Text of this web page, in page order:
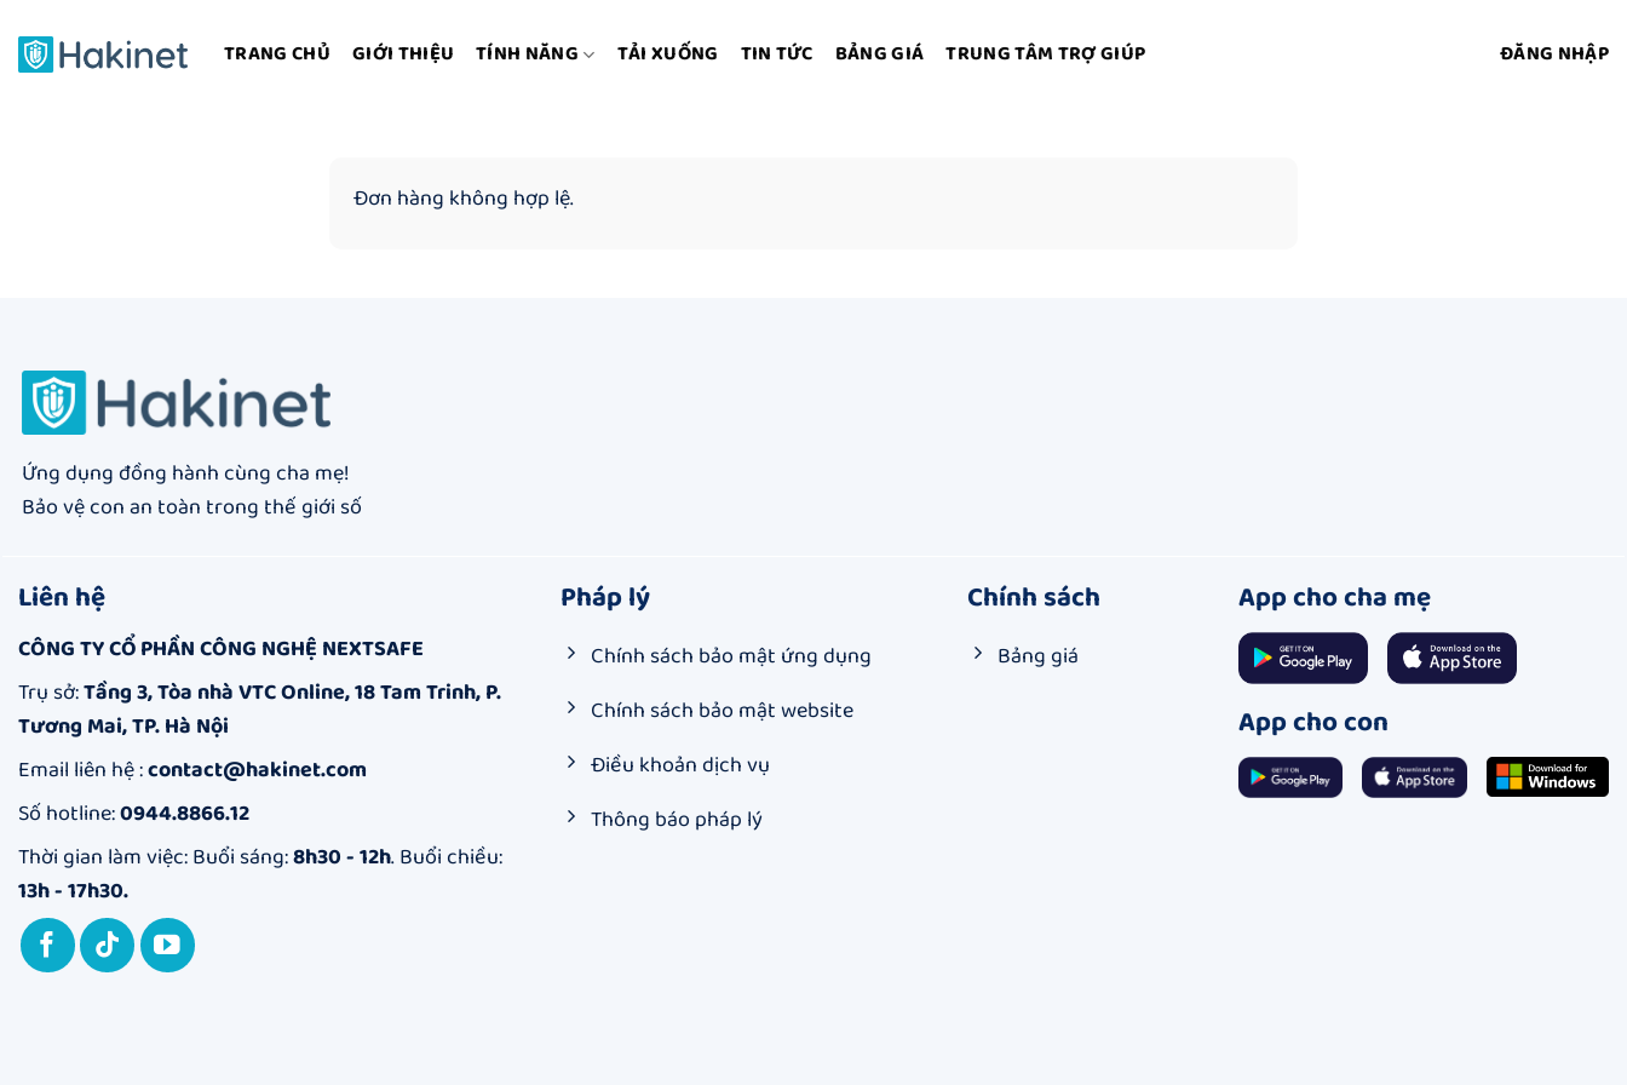
qua
nội
TRANG CHỦ GIỚI THIỆU TÍNH NĂNG TẢI XUỐNG TIN TỨC BẢNG GIÁ TRUNG TÂM TRỢ GIÚP ĐĂNG NHẬP
Đơn hàng không hợp lệ.
Ứng dụng đồng hành cùng cha mẹ!
Bảo vệ con an toàn trong thế giới số
Liên hệ
CÔNG TY CỔ PHẦN CÔNG NGHỆ NEXTSAFE
Trụ sở:Tầng 3, Tòa nhà VTC Online, 18 Tam Trinh, P.
Tương Mai, TP. Hà Nội
Email liên hệ :contact@hakinet.com
Số hotline:0944.8866.12
Thời gian làm việc: Buổi sáng:8h30 - 12h. Buổi chiều:
13h - 17h30.
Pháp lý
Chính sách bảo mật ứng dụng
Chính sách bảo mật website
Điều khoản dịch vụ
Thông báo pháp lý
Chính sách
Bảng giá
App cho cha mẹ
App cho con